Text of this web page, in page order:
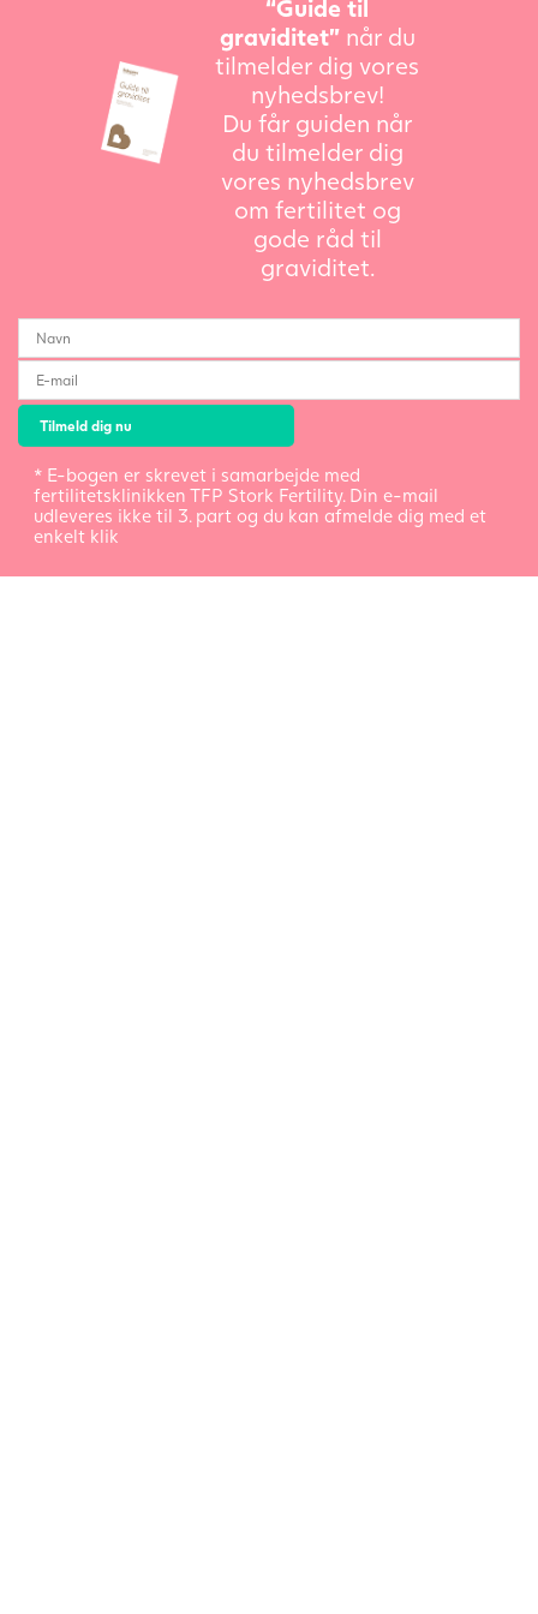
“Guide til
graviditet”når du
tilmelder dig vores
nyhedsbrev!
Du får guiden når
du tilmelder dig
vores nyhedsbrev
om fertilitet og
gode råd til
graviditet.
* E-bogen er skrevet i samarbejde med
fertilitetsklinikken TFP Stork Fertility. Din e-mail
udleveres ikke til 3. part og du kan afmelde dig med et
enkelt klik